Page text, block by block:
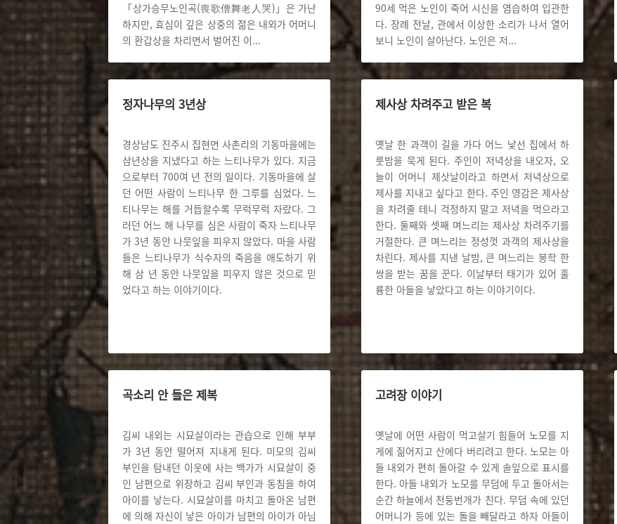
「상가승무노인곡(喪歌僧舞老人哭)」은 가난
하지만, 효심이 깊은 상중의 젊은 내외가 어머니
의 환갑상을 차리면서 벌어진 이...
90세 먹은 노인이 죽어 시신을 염습하여 입관한
다. 장례 전날, 관에서 이상한 소리가 나서 열어
보니 노인이 살아난다. 노인은 저...
정자나무의 3년상
경상남도 진주시 집현면 사촌리의 기동마을에는
삼년상을 지냈다고 하는 느티나무가 있다. 지금
으로부터 700여 년 전의 일이다. 기동마을에 살
던 어떤 사람이 느티나무 한 그루를 심었다. 느
티나무는 해를 거듭할수록 무럭무럭 자랐다. 그
러던 어느 해 나무를 심은 사람이 죽자 느티나무
가 3년 동안 나뭇잎을 피우지 않았다. 마을 사람
들은 느티나무가 식수자의 죽음을 애도하기 위
해 삼 년 동안 나뭇잎을 피우지 않은 것으로 믿
었다고 하는 이야기이다.
제사상 차려주고 받은 복
옛날 한 과객이 길을 가다 어느 낯선 집에서 하
룻밤을 묵게 된다. 주인이 저녁상을 내오자, 오
늘이 어머니 제삿날이라고 하면서 저녁상으로
제사를 지내고 싶다고 한다. 주인 영감은 제사상
을 차려줄 테니 걱정하지 말고 저녁을 먹으라고
한다. 둘째와 셋째 며느리는 제사상 차려주기를
거절한다. 큰 며느리는 정성껏 과객의 제사상을
차린다. 제사를 지낸 날밤, 큰 며느리는 봉학 한
쌍을 받는 꿈을 꾼다. 이날부터 태기가 있어 훌
륭한 아들을 낳았다고 하는 이야기이다.
곡소리 안 들은 제복
김씨 내외는 시묘살이라는 관습으로 인해 부부
가 3년 동안 떨어져 지내게 된다. 미모의 김씨
부인을 탐내던 이웃에 사는 백가가 시묘살이 중
인 남편으로 위장하고 김씨 부인과 동침을 하여
아이를 낳는다. 시묘살이를 마치고 돌아온 남편
에 의해 자신이 낳은 아이가 남편의 아이가 아님
고려장 이야기
옛날에 어떤 사람이 먹고살기 힘들어 노모를 지
게에 짊어지고 산에다 버리려고 한다. 노모는 아
들 내외가 편히 돌아갈 수 있게 솔잎으로 표시를
한다. 아들 내외가 노모를 무덤에 두고 돌아서는
순간 하늘에서 천둥번개가 친다. 무덤 속에 있던
어머니가 등에 있는 돌을 빼달라고 하자 아들이